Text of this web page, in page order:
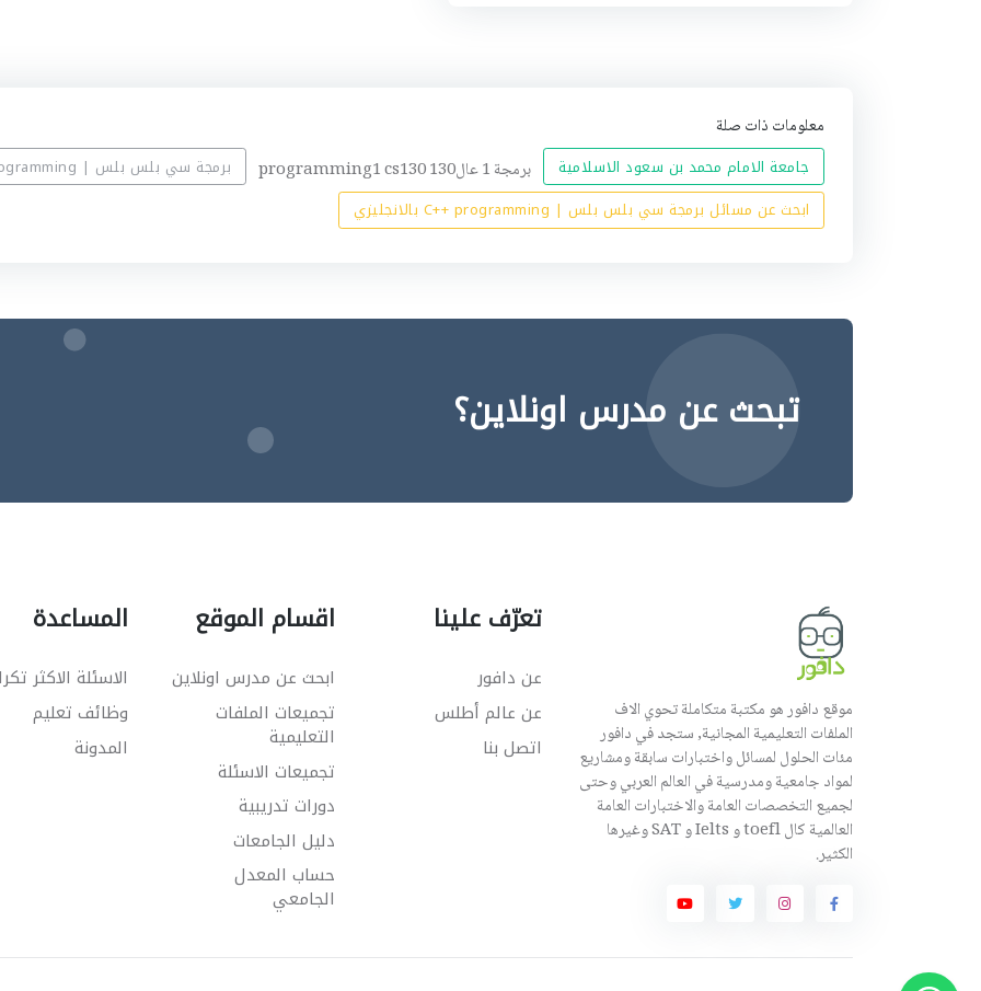
معلومات ذات صلة
جامعة الامام محمد بن سعود الاسلامية برمجة 1 عال130 programming1 cs130
برمجة سي بلس بلس | C++ programming
ابحث عن مسائل برمجة سي بلس بلس | C++ programming بالانجليزي
تبحث عن مدرس اونلاين؟
موقع دافور هو مكتبة متكاملة تحوي الاف
الملفات التعليمية المجانية, ستجد في دافور
مئات الحلول لمسائل واختبارات سابقة ومشاريع
لمواد جامعية ومدرسية في العالم العربي وحتى
لجميع التخصصات العامة والاختبارات العامة
العالمية كال toefl و Ielts و SAT وغيرها
الكثير.
تعرّف علينا
عن دافور
عن عالم أطلس
اتصل بنا
اقسام الموقع
ابحث عن مدرس اونلاين
تجميعات الملفات
التعليمية
تجميعات الاسئلة
دورات تدريبية
دليل الجامعات
حساب المعدل
الجامعي
المساعدة
الاسئلة الاكثر
وظائف تعليم
المدونة